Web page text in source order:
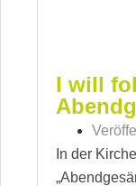
I will
In der